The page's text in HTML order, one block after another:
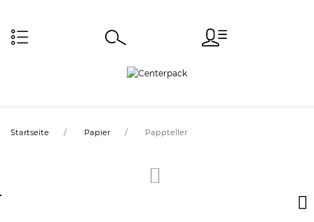
Startseite Papier Pappteller